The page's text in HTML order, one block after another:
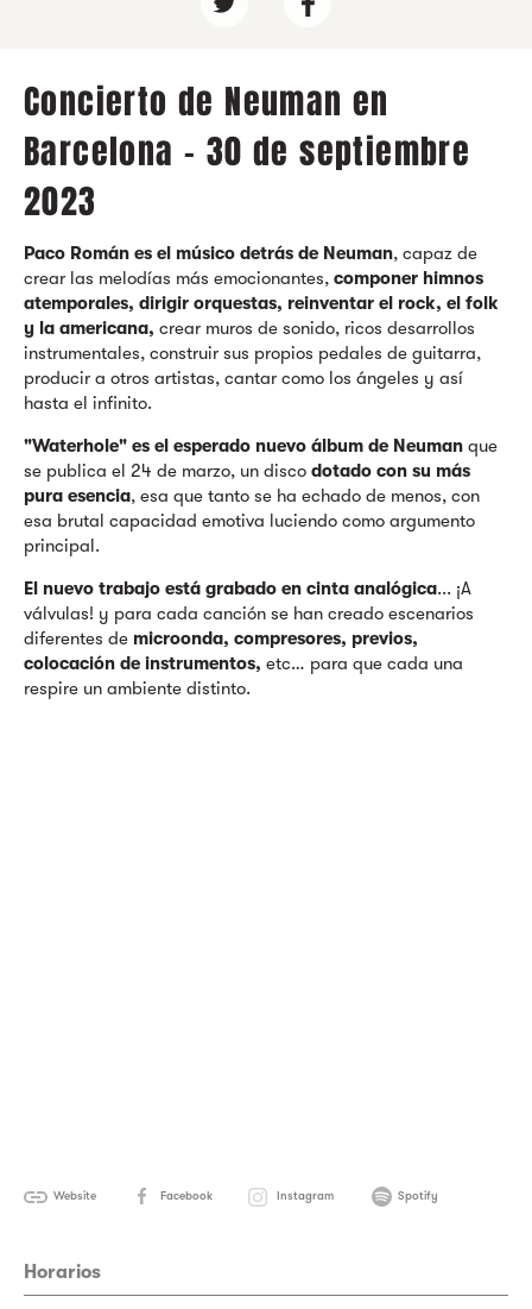
Concierto de Neuman en
Barcelona - 30 de septiembre
2023
Paco Román es el músico detrás de Neuman, capaz de
crear las melodías más emocionantes, componer himnos
atemporales, dirigir orquestas, reinventar el rock, el folk
y la americana, crear muros de sonido, ricos desarrollos
instrumentales, construir sus propios pedales de guitarra,
producir a otros artistas, cantar como los ángeles y así
hasta el infinito.
"Waterhole" es el esperado nuevo álbum de Neuman que
se publica el 24 de marzo, un disco dotado con su más
pura esencia, esa que tanto se ha echado de menos, con
esa brutal capacidad emotiva luciendo como argumento
principal.
El nuevo trabajo está grabado en cinta analógica... ¡A
válvulas! y para cada canción se han creado escenarios
diferentes de microonda, compresores, previos,
colocación de instrumentos, etc… para que cada una
respire un ambiente distinto.
Website Facebook Instagram Spotify
Horarios